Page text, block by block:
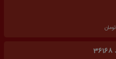
تومان